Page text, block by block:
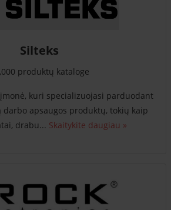
Silteks
produktų kataloge
kuri specializuojasi parduodant
apsaugos produktų, tokių kaip
drabu... Skaitykite daugiau »